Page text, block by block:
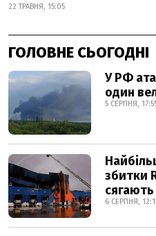
22 ТРАВНЯ, 15:05
ГОЛОВНЕ СЬОГОДНІ
У РФ
один
5 СЕРПНЯ,
збитки
сягають
6 СЕРПНЯ,